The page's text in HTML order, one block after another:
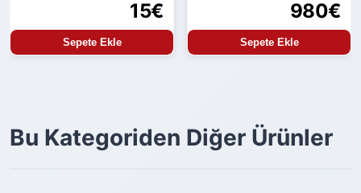
15€
Sepete Ekle
980€
Sepete Ekle
Bu Kategoriden Diğer Ürünler